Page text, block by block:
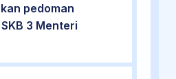
pedoman
3 Menteri